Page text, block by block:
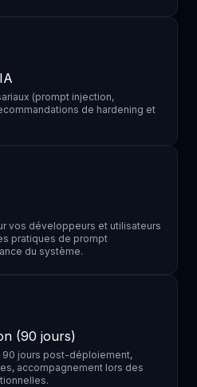
(prompt injection,
de hardening et
vos développeurs et utilisateurs
pratiques de prompt
du système.
(90 jours)
90 jours post-déploiement,
accompagnement lors des